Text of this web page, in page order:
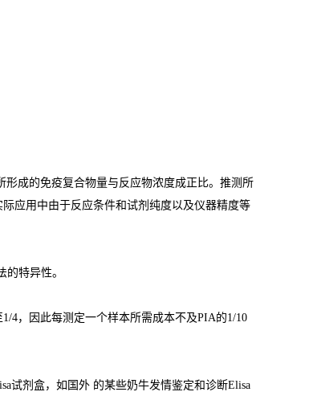
形成的免疫复合物量与反应物浓度成正比。推测所
际应用中由于反应条件和试剂纯度以及仪器精度等
特异性。
1/4，因此每测定一个样本所需成本不及PIA的1/10
试剂盒，如国外 的某些奶牛发情鉴定和诊断Elisa